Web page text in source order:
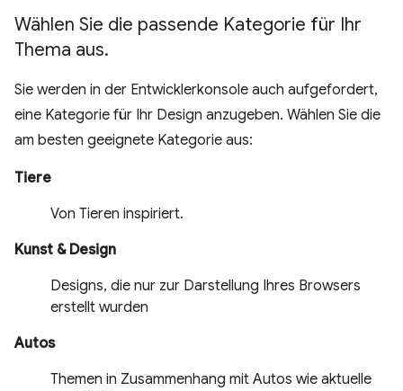
Wählen Sie die passende Kategorie für Ihr
Thema aus.
Sie werden in der Entwicklerkonsole auch aufgefordert,
eine Kategorie für Ihr Design anzugeben. Wählen Sie die
am besten geeignete Kategorie aus:
Tiere
Von Tieren inspiriert.
Kunst & Design
Designs, die nur zur Darstellung Ihres Browsers
erstellt wurden
Autos
Themen in Zusammenhang mit Autos wie aktuelle